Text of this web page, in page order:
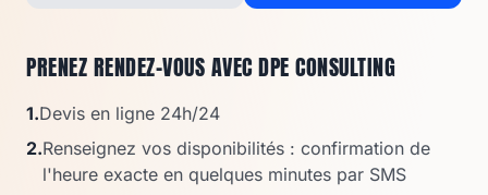
PRENEZ RENDEZ-VOUS AVECDPE CONSULTING
1.Devis en ligne 24h/24
2.Renseignez vos disponibilités : confirmation de
l'heure exacte en quelques minutes par SMS